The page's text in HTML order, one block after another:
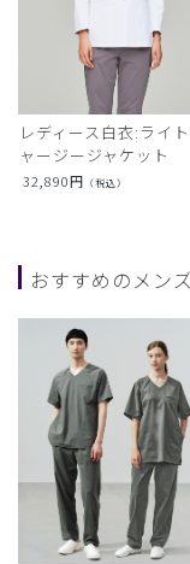
レディース白衣:ライ
ャージージャケット
32,890円 （税込）
おすすめのメン